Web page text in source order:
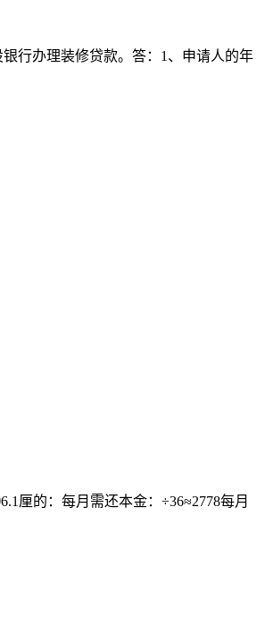
行办理装修贷款。答：1、申请人的年
厘的：每月需还本金：÷36≈2778每月